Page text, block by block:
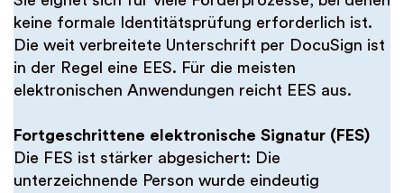
keine formale Identitätsprüfung erforderlich ist.
Die weit verbreitete Unterschrift per DocuSign ist
in der Regel eine EES. Für die meisten
elektronischen Anwendungen reicht EES aus.
Fortgeschrittene elektronische Signatur (FES)
Die FES ist stärker abgesichert: Die
unterzeichnende Person wurde eindeutig